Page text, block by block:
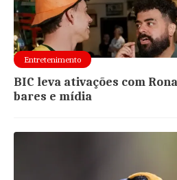
Entretenimento
BIC leva ativações com
bares e mídia